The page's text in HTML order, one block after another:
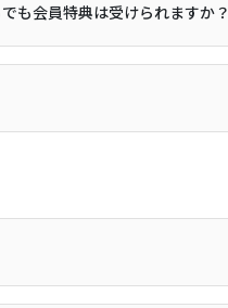
も会員特典は受けられますか？